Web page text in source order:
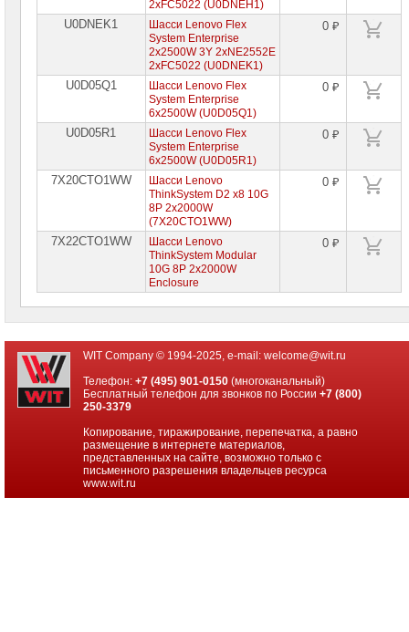
2xFC5022 (U0DNEH1)
U0DNEK1
Шасси Lenovo Flex
System Enterprise
2x2500W 3Y 2xNE2552E
2xFC5022 (U0DNEK1)
0 ₽
U0D05Q1
Шасси Lenovo Flex
System Enterprise
6x2500W (U0D05Q1)
0 ₽
U0D05R1
Шасси Lenovo Flex
System Enterprise
6x2500W (U0D05R1)
0 ₽
7X20CTO1WW
Шасси Lenovo
ThinkSystem D2 x8 10G
8P 2x2000W
(7X20CTO1WW)
0 ₽
7X22CTO1WW
Шасси Lenovo
ThinkSystem Modular
10G 8P 2x2000W
Enclosure
0 ₽
WIT Company © 1994-2025, e-mail: welcome@wit.ru
Телефон:+7 (495) 901-0150 (многоканальный)
Бесплатный телефон для звонков по России+7 (800)
250-3379
Копирование, тиражирование, перепечатка, а равно
размещение в интернете материалов,
представленных на сайте, возможно только с
письменного разрешения владельцев ресурса
www.wit.ru